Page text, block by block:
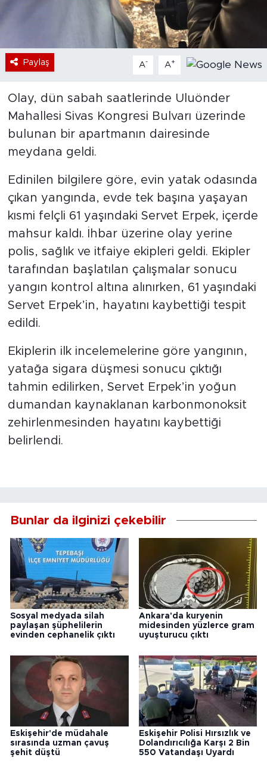
Paylaş A- A+
Olay, dün sabah saatlerinde Uluönder
Mahallesi Sivas Kongresi Bulvarı üzerinde
bulunan bir apartmanın dairesinde
meydana geldi.
Edinilen bilgilere göre, evin yatak odasında
çıkan yangında, evde tek başına yaşayan
kısmi felçli 61 yaşındaki Servet Erpek, içerde
mahsur kaldı. İhbar üzerine olay yerine
polis, sağlık ve itfaiye ekipleri geldi. Ekipler
tarafından başlatılan çalışmalar sonucu
yangın kontrol altına alınırken, 61 yaşındaki
Servet Erpek’in, hayatını kaybettiği tespit
edildi.
Ekiplerin ilk incelemelerine göre yangının,
yatağa sigara düşmesi sonucu çıktığı
tahmin edilirken, Servet Erpek’in yoğun
dumandan kaynaklanan karbonmonoksit
zehirlenmesinden hayatını kaybettiği
belirlendi.
Bunlar da ilginizi çekebilir
Sosyal medyada silah
paylaşan şüphelilerin
evinden cephanelik çıktı
Ankara'da kuryenin
midesinden yüzlerce gram
uyuşturucu çıktı
Eskişehir'de müdahale
sırasında uzman çavuş
şehit düştü
Eskişehir Polisi Hırsızlık ve
Dolandırıcılığa Karşı 2 Bin
550 Vatandaşı Uyardı